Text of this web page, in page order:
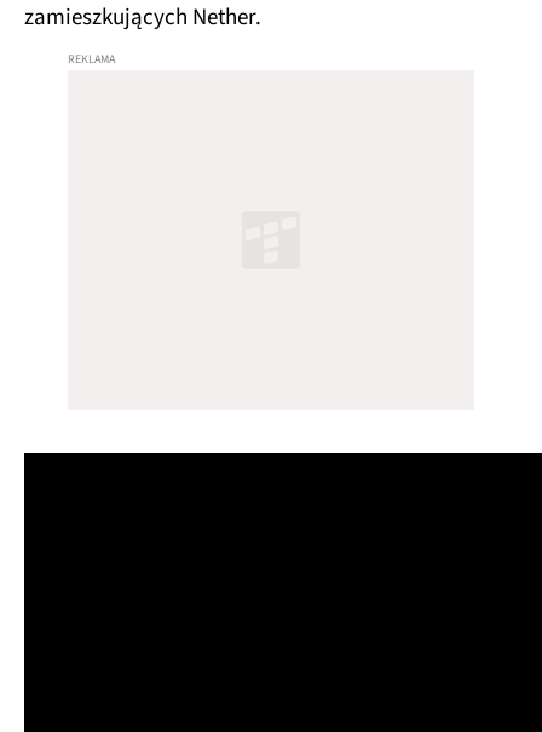
zamieszkujących Nether.